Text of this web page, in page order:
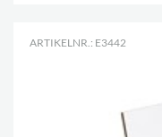
ARTIKELNR.: E3442